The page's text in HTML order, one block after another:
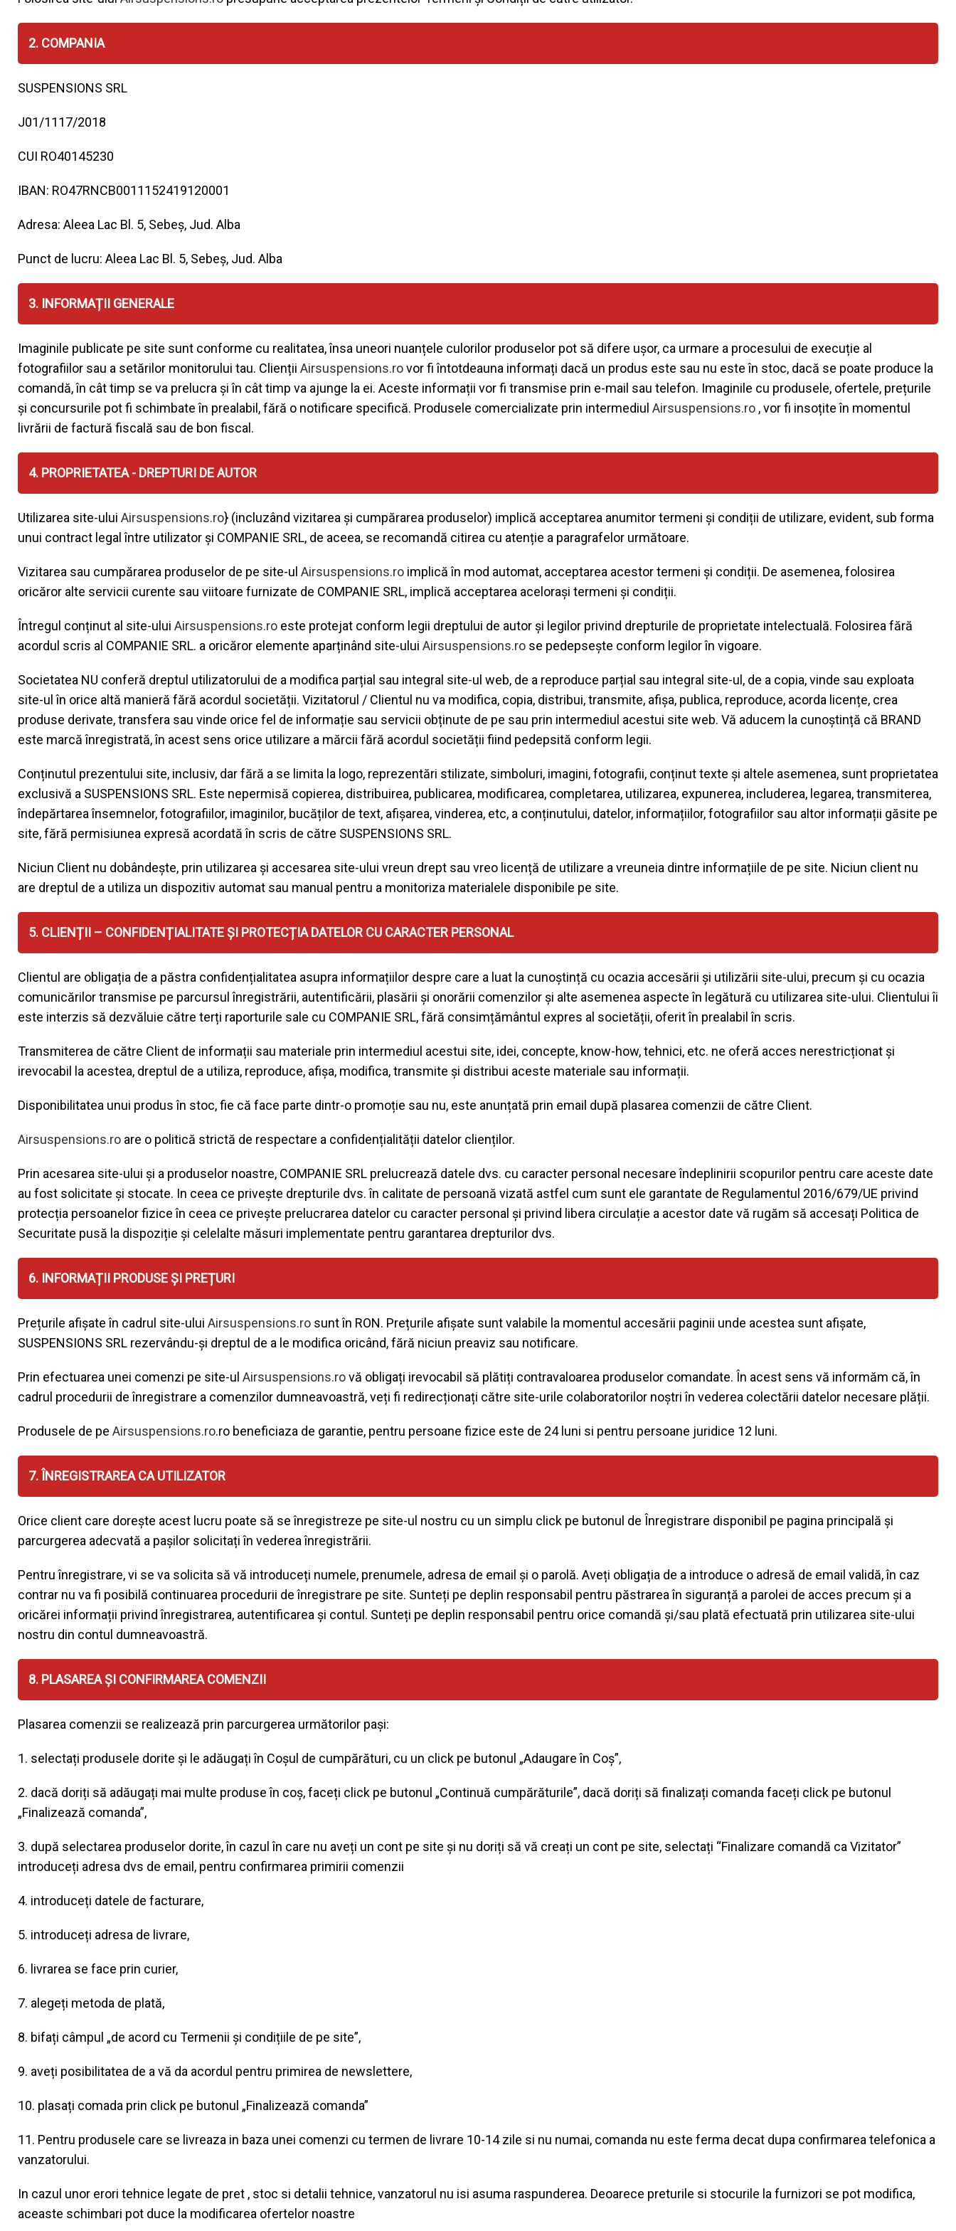
2. COMPANIA
SUSPENSIONS SRL
J01/1117/2018
CUI RO40145230
IBAN: RO47RNCB0011152419120001
Adresa: Aleea Lac Bl. 5, Sebeș, Jud. Alba
Punct de lucru: Aleea Lac Bl. 5, Sebeș, Jud. Alba
3. INFORMAȚII GENERALE
Imaginile publicate pe site sunt conforme cu realitatea, însa uneori nuanțele culorilor produselor pot să difere ușor, ca urmare a procesului de execuție al
fotografiilor sau a setărilor monitorului tau. Clienții Airsuspensions.rovor fi întotdeauna informați dacă un produs este sau nu este în stoc, dacă se poate produce la
comandă, în cât timp se va prelucra și în cât timp va ajunge la ei. Aceste informații vor fi transmise prin e-mail sau telefon. Imaginile cu produsele, ofertele, prețurile
și concursurile pot fi schimbate în prealabil, fără o notificare specifică. Produsele comercializate prin intermediul Airsuspensions.ro , vor fi insoțite în momentul
livrării de factură fiscală sau de bon fiscal.
4. PROPRIETATEA - DREPTURI DE AUTOR
Utilizarea site-ului Airsuspensions.ro} (incluzând vizitarea și cumpărarea produselor) implică acceptarea anumitor termeni și condiții de utilizare, evident, sub forma
unui contract legal între utilizator și COMPANIE SRL, de aceea, se recomandă citirea cu atenție a paragrafelor următoare.
Vizitarea sau cumpărarea produselor de pe site-ul Airsuspensions.ro implică în mod automat, acceptarea acestor termeni și condiții. De asemenea, folosirea
oricăror alte servicii curente sau viitoare furnizate de COMPANIE SRL, implică acceptarea acelorași termeni și condiții.
Întregul conținut al site-ului Airsuspensions.ro este protejat conform legii dreptului de autor și legilor privind drepturile de proprietate intelectuală. Folosirea fără
acordul scris al COMPANIE SRL. a oricăror elemente aparținând site-ului Airsuspensions.ro se pedepsește conform legilor în vigoare.
Societatea NU conferă dreptul utilizatorului de a modifica parțial sau integral site-ul web, de a reproduce parțial sau integral site-ul, de a copia, vinde sau exploata
site-ul în orice altă manieră fără acordul societății. Vizitatorul / Clientul nu va modifica, copia, distribui, transmite, afișa, publica, reproduce, acorda licențe, crea
produse derivate, transfera sau vinde orice fel de informație sau servicii obținute de pe sau prin intermediul acestui site web. Vă aducem la cunoștință că BRAND
este marcă înregistrată, în acest sens orice utilizare a mărcii fără acordul societății fiind pedepsită conform legii.
Conținutul prezentului site, inclusiv, dar fără a se limita la logo, reprezentări stilizate, simboluri, imagini, fotografii, conținut texte și altele asemenea, sunt proprietatea
exclusivă a SUSPENSIONS SRL. Este nepermisă copierea, distribuirea, publicarea, modificarea, completarea, utilizarea, expunerea, includerea, legarea, transmiterea,
îndepărtarea însemnelor, fotografiilor, imaginilor, bucăților de text, afișarea, vinderea, etc, a conținutului, datelor, informațiilor, fotografiilor sau altor informații găsite pe
site, fără permisiunea expresă acordată în scris de către SUSPENSIONS SRL.
Niciun Client nu dobândește, prin utilizarea și accesarea site-ului vreun drept sau vreo licență de utilizare a vreuneia dintre informațiile de pe site. Niciun client nu
are dreptul de a utiliza un dispozitiv automat sau manual pentru a monitoriza materialele disponibile pe site.
5. CLIENȚII – CONFIDENȚIALITATE ȘI PROTECȚIA DATELOR CU CARACTER PERSONAL
Clientul are obligația de a păstra confidențialitatea asupra informațiilor despre care a luat la cunoștință cu ocazia accesării și utilizării site-ului, precum și cu ocazia
comunicărilor transmise pe parcursul înregistrării, autentificării, plasării și onorării comenzilor și alte asemenea aspecte în legătură cu utilizarea site-ului. Clientului îi
este interzis să dezvăluie către terți raporturile sale cu COMPANIE SRL, fără consimțământul expres al societății, oferit în prealabil în scris.
Transmiterea de către Client de informații sau materiale prin intermediul acestui site, idei, concepte, know-how, tehnici, etc. ne oferă acces nerestricționat și
irevocabil la acestea, dreptul de a utiliza, reproduce, afișa, modifica, transmite și distribui aceste materiale sau informații.
Disponibilitatea unui produs în stoc, fie că face parte dintr-o promoție sau nu, este anunțată prin email după plasarea comenzii de către Client.
Airsuspensions.ro are o politică strictă de respectare a confidențialității datelor clienților.
Prin acesarea site-ului și a produselor noastre, COMPANIE SRL prelucrează datele dvs. cu caracter personal necesare îndeplinirii scopurilor pentru care aceste date
au fost solicitate și stocate. In ceea ce privește drepturile dvs. în calitate de persoană vizată astfel cum sunt ele garantate de Regulamentul 2016/679/UE privind
protecția persoanelor fizice în ceea ce privește prelucrarea datelor cu caracter personal și privind libera circulație a acestor date vă rugăm să accesați Politica de
Securitate pusă la dispoziție și celelalte măsuri implementate pentru garantarea drepturilor dvs.
6. INFORMAȚII PRODUSE ȘI PREȚURI
Prețurile afișate în cadrul site-ului Airsuspensions.ro sunt în RON. Prețurile afișate sunt valabile la momentul accesării paginii unde acestea sunt afișate,
SUSPENSIONS SRL rezervându-și dreptul de a le modifica oricând, fără niciun preaviz sau notificare.
Prin efectuarea unei comenzi pe site-ul Airsuspensions.rovă obligați irevocabil să plătiți contravaloarea produselor comandate. În acest sens vă informăm că, în
cadrul procedurii de înregistrare a comenzilor dumneavoastră, veți fi redirecționați către site-urile colaboratorilor noștri în vederea colectării datelor necesare plății.
Produsele de pe Airsuspensions.ro.ro beneficiaza de garantie, pentru persoane fizice este de 24 luni si pentru persoane juridice 12 luni.
7. ÎNREGISTRAREA CA UTILIZATOR
Orice client care dorește acest lucru poate să se înregistreze pe site-ul nostru cu un simplu click pe butonul de Înregistrare disponibil pe pagina principală și
parcurgerea adecvată a pașilor solicitați în vederea înregistrării.
Pentru înregistrare, vi se va solicita să vă introduceți numele, prenumele, adresa de email și o parolă. Aveți obligația de a introduce o adresă de email validă, în caz
contrar nu va fi posibilă continuarea procedurii de înregistrare pe site. Sunteți pe deplin responsabil pentru păstrarea în siguranță a parolei de acces precum și a
oricărei informații privind înregistrarea, autentificarea și contul. Sunteți pe deplin responsabil pentru orice comandă și/sau plată efectuată prin utilizarea site-ului
nostru din contul dumneavoastră.
8. PLASAREA ȘI CONFIRMAREA COMENZII
Plasarea comenzii se realizează prin parcurgerea următorilor pași:
1. selectați produsele dorite și le adăugați în Coșul de cumpărături, cu un click pe butonul „Adaugare în Coș”,
2. dacă doriți să adăugați mai multe produse în coș, faceți click pe butonul „Continuă cumpărăturile”, dacă doriți să finalizați comanda faceți click pe butonul
„Finalizează comanda”,
3. după selectarea produselor dorite, în cazul în care nu aveți un cont pe site și nu doriți să vă creați un cont pe site, selectați “Finalizare comandă ca Vizitator”
introduceți adresa dvs de email, pentru confirmarea primirii comenzii
4. introduceți datele de facturare,
5. introduceți adresa de livrare,
6. livrarea se face prin curier,
7. alegeți metoda de plată,
8. bifați câmpul „de acord cu Termenii și condițiile de pe site”,
9. aveți posibilitatea de a vă da acordul pentru primirea de newslettere,
10. plasați comada prin click pe butonul „Finalizează comanda”
11. Pentru produsele care se livreaza in baza unei comenzi cu termen de livrare 10-14 zile si nu numai, comanda nu este ferma decat dupa confirmarea telefonica a
vanzatorului.
In cazul unor erori tehnice legate de pret , stoc si detalii tehnice, vanzatorul nu isi asuma raspunderea. Deoarece preturile si stocurile la furnizori se pot modifica,
aceaste schimbari pot duce la modificarea ofertelor noastre